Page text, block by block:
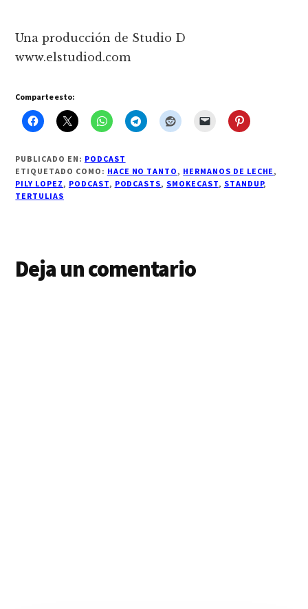
Una producción de Studio D
www.elstudiod.com
Comparte esto:
PUBLICADO EN: PODCAST
ETIQUETADO COMO: HACE NO TANTO, HERMANOS DE LECHE,
PILY LOPEZ, PODCAST, PODCASTS, SMOKECAST, STANDUP,
TERTULIAS
Interacciones
Deja un comentario